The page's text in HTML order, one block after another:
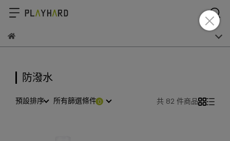
防潑水
預設排序 所有篩選條件 共 82 件商品